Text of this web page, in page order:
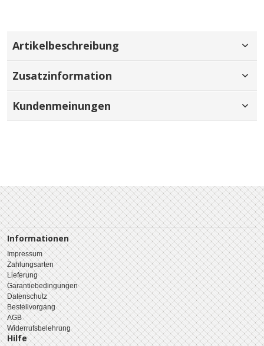
Artikelbeschreibung
Zusatzinformation
Kundenmeinungen
Informationen
Impressum
Zahlungsarten
Lieferung
Garantiebedingungen
Datenschutz
Bestellvorgang
AGB
Widerrufsbelehrung
Hilfe